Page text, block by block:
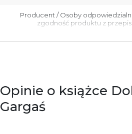
Producent / Osoby
zgodność produktu z
Opinie o książce
Gargaś